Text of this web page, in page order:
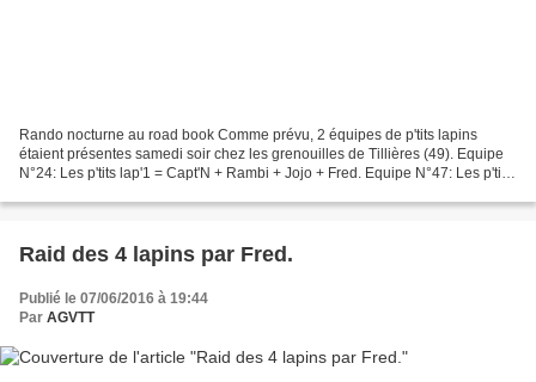
Rando nocturne au road book Comme prévu, 2 équipes de p'tits lapins
étaient présentes samedi soir chez les grenouilles de Tillières (49). Equipe
N°24: Les p'tits lap'1 = Capt'N + Rambi + Jojo + Fred. Equipe N°47: Les p'tits
Raid des 4 lapins par Fred.
Publié le 07/06/2016 à 19:44
Par AGVTT